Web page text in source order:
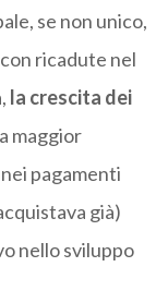
se non unico,
ricadute nel
la crescita dei
maggior
pagamenti
già)
nello sviluppo